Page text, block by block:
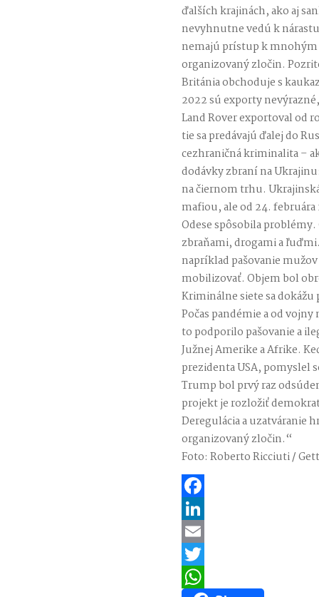
ďalších krajinách, ako aj
nevyhnutne vedú k
nemajú prístup k
organizovaný zločin.
Británia obchoduje s
2022 sú exporty
Land Rover exportoval od
tie sa predávajú ďalej do
cezhraničná kriminalita –
dodávky zbraní na
na čiernom trhu.
mafiou, ale od 24.
Odese spôsobila
zbraňami, drogami a
napríklad pašovanie
mobilizovať. Objem bol
Kriminálne siete sa
Počas pandémie a od
to podporilo pašovanie a
Južnej Amerike a Afrike.
prezidenta USA, pomyslel
Trump bol prvý raz
projekt je rozložiť
Deregulácia a uzatváranie
organizovaný zločin.“
Foto: Roberto Ricciuti /
Facebook
LinkedIn
Email
Twitter